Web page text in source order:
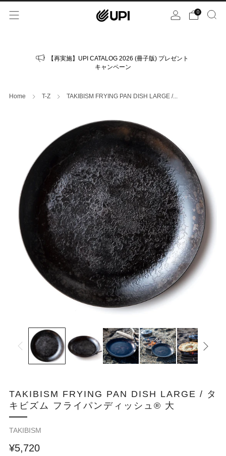
0
【再実施】UPI CATALOG 2026 (冊子版) プレゼント
キャンペーン
Home T-Z TAKIBISM FRYING PAN DISH LARGE /...
TAKIBISM FRYING PAN DISH LARGE / タ
キビズム フライパンディッシュ®︎ 大
TAKIBISM
¥5,720